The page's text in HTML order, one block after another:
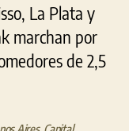
La Plata y
marchan por
de 2,5